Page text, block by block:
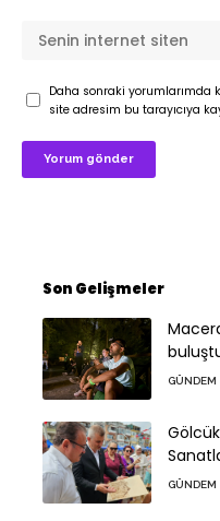
Daha sonraki yorumlarımda
site adresim bu tarayıcıya
Son Gelişmeler
GÜNDEM
GÜNDEM